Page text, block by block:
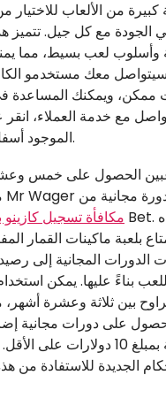
من الألعاب للاختيار
الجودة مع كل جيل. تتميز
وأسلوب لعب بسيط، مما
معك مستخدمو
ويمكنك المساعدة
مع خدمة العملاء،
الموجود أسفل الشاشة.
الحصول على خمس
مكافأة تسجيل كازينو Bet. تتيح لك هذه
بلعبة ماكينات القمار
المجانية إلى رصيد
بناءً عليها. يمكن
بين ثلاثة وعشرة أشهر،
على دورات مجانية
عليك المراهنة بمبلغ 10 دولارات
الجديدة للاستفادة من